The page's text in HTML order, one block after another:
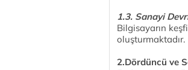
1.3. Sanayi
Bilgisayarın
oluşturmaktadır.
2.Dördüncü ve